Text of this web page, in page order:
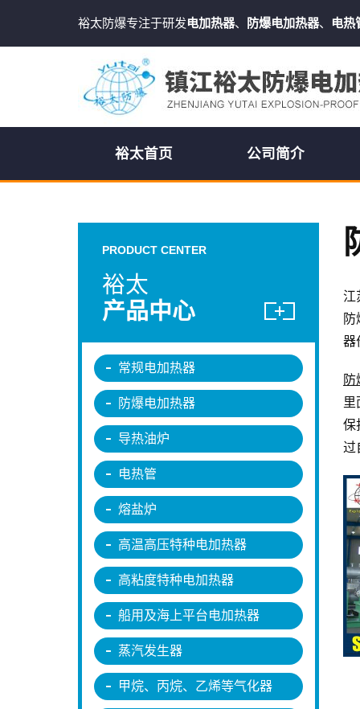
裕太防爆专注于研发电加热器、 防爆电加热器、 电热
裕太首页 公司简介
江
器
里
保
过
PRODUCT CENTER
裕太
产品中心
常规电加热器
防爆电加热器
导热油炉
电热管
熔盐炉
高温高压特种电加热器
高粘度特种电加热器
船用及海上平台电加热器
蒸汽发生器
甲烷、丙烷、乙烯等气化器